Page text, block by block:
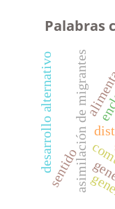
Palabras
asimilación de migrantes
sentido
desarrollo alternativo